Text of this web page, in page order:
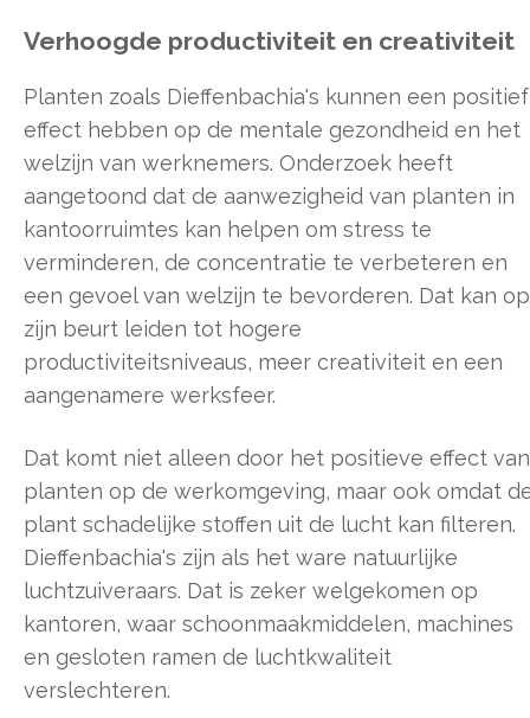
Verhoogde productiviteit en creativiteit
Planten zoals Dieffenbachia's kunnen een positief
effect hebben op de mentale gezondheid en het
welzijn van werknemers. Onderzoek heeft
aangetoond dat de aanwezigheid van planten in
kantoorruimtes kan helpen om stress te
verminderen, de concentratie te verbeteren en
een gevoel van welzijn te bevorderen. Dat kan op
zijn beurt leiden tot hogere
productiviteitsniveaus, meer creativiteit en een
aangenamere werksfeer.
Dat komt niet alleen door het positieve effect van
planten op de werkomgeving, maar ook omdat
plant schadelijke stoffen uit de lucht kan filteren.
Dieffenbachia's zijn als het ware natuurlijke
luchtzuiveraars. Dat is zeker welgekomen op
kantoren, waar schoonmaakmiddelen, machines
en gesloten ramen de luchtkwaliteit
verslechteren.